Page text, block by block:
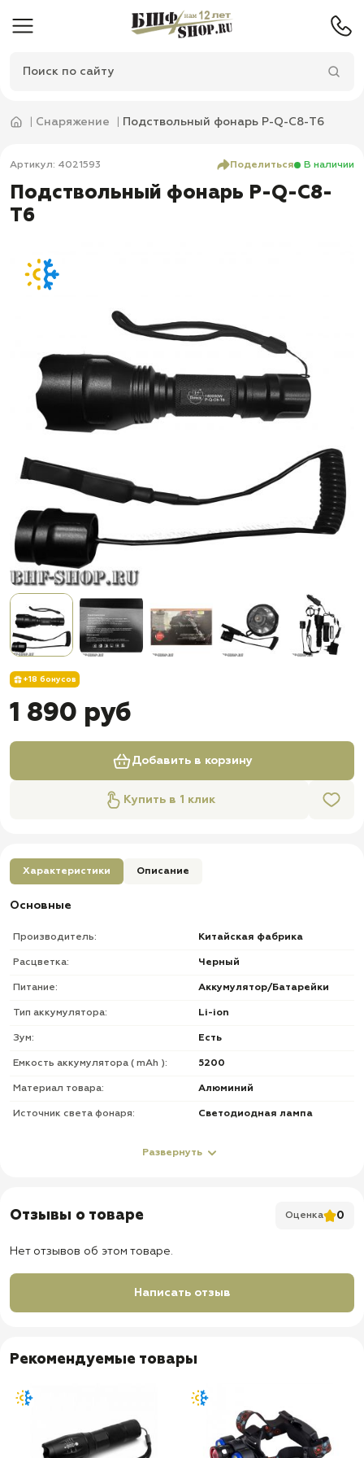
Снаряжение Подствольный фонарь P-Q-С8-T6
Артикул: 4021593 Поделиться В наличии
Подствольный фонарь P-Q-С8-
T6
+18 бонусов
1 890 руб
Добавить в корзину
Купить в 1 клик
Характеристики Описание
Основные
Производитель: Китайская фабрика
Расцветка: Черный
Питание: Аккумулятор/Батарейки
Тип аккумулятора: Li-ion
Зум: Есть
Емкость аккумулятора ( mAh ): 5200
Материал товара: Алюминий
Источник света фонаря: Светодиодная лампа
✅ Режимы работы: Яркий / Экономичный / Сигнальный
- Зарядное устройство от сети 220 V;
- Ремешок на запястье;
- Отдельный блок для зарядки аккумулятора;
Развернуть
Отзывы о товаре Оценка 0
Нет отзывов об этом товаре.
Написать отзыв
Рекомендуемые товары